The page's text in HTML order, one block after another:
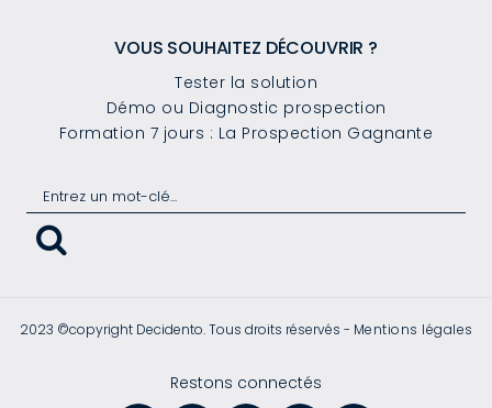
VOUS SOUHAITEZ DÉCOUVRIR ?
Tester la solution
Démo ou Diagnostic prospection
Formation 7 jours : La Prospection Gagnante
2023 ©copyright Decidento. Tous droits réservés - Mentions légales
Restons connectés